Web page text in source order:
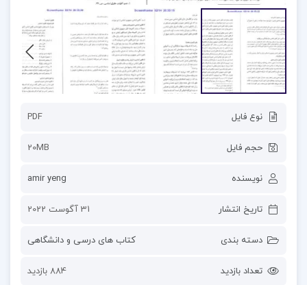
نوع فایل PDF
حجم فایل 20MB
نویسنده amir yeng
تاریخ انتشار 31 آگوست 2022
دسته بندی کتاب های درسی و دانشگاهی
تعداد بازدید 884 بازدید